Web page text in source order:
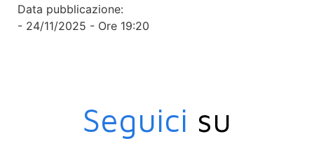
Data pubblicazione:
- 24/11/2025 - Ore 19:20
Seguici su